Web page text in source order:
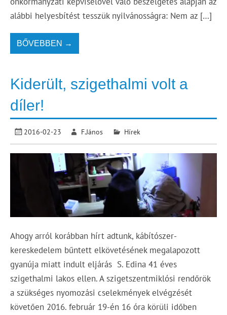
alábbi helyesbítést tesszük nyilvánosságra: Nem az […]
BŐVEBBEN →
Kiderült, szigethalmi volt a
díler!
2016-02-23 F.János Hírek
Ahogy arról korábban hírt adtunk, kábítószer-
kereskedelem bűntett elkövetésének megalapozott
gyanúja miatt indult eljárás S. Edina 41 éves
szigethalmi lakos ellen. A szigetszentmiklósi rendőrök
a szükséges nyomozási cselekmények elvégzését
követően 2016. február 19-én 16 óra körüli időben